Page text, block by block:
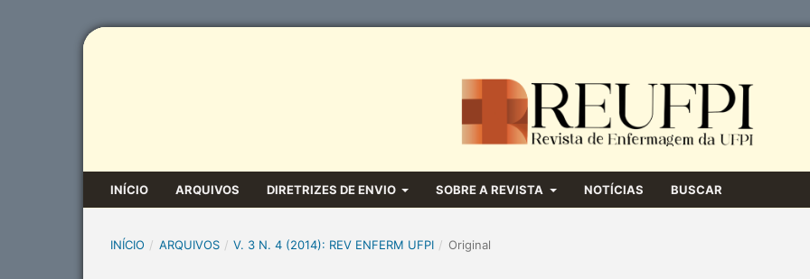
INÍCIO ARQUIVOS DIRETRIZES DE ENVIO SOBRE A REVISTA NOTÍCIAS BUSCAR
INÍCIO / ARQUIVOS / V. 3 N. 4 (2014): REV ENFERM UFPI / Original